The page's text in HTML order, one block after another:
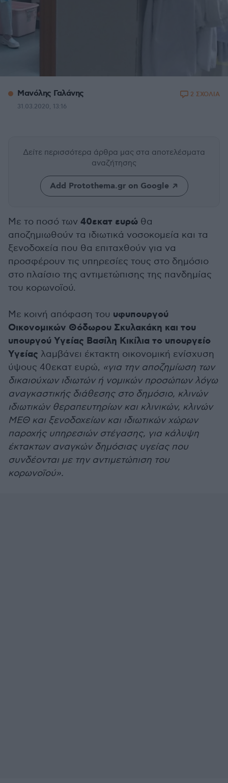
Μανόλης Γαλάνης
31.03.2020, 13:16
2 ΣΧΟΛΙΑ
Δείτε περισσότερα άρθρα μας στα αποτελέσματα
αναζήτησης
Add Protothema.gr on Google
Με το ποσό των 40εκατ ευρώ θα
αποζημιωθούν τα ιδιωτικά νοσοκομεία και τα
ξενοδοχεία που θα επιταχθούν για να
προσφέρουν τις υπηρεσίες τους στο δημόσιο
στο πλαίσιο της αντιμετώπισης της πανδημίας
του κορωνοϊού.
Με κοινή απόφαση του υφυπουργού
Οικονομικών Θόδωρου Σκυλακάκη και του
υπουργού Υγείας Βασίλη Κικίλια το υπουργείο
Υγείας λαμβάνει έκτακτη οικονομική ενίσχυση
ύψους 40εκατ ευρώ, «για την αποζημίωση των
δικαιούχων ιδιωτών ή νομικών προσώπων λόγω
αναγκαστικής διάθεσης στο δημόσιο, κλινών
ιδιωτικών θεραπευτηρίων και κλινικών, κλινών
ΜΕΘ και ξενοδοχείων και ιδιωτικών χώρων
παροχής υπηρεσιών στέγασης, για κάλυψη
έκτακτων αναγκών δημόσιας υγείας που
συνδέονται με την αντιμετώπιση του
κορωνοϊού».